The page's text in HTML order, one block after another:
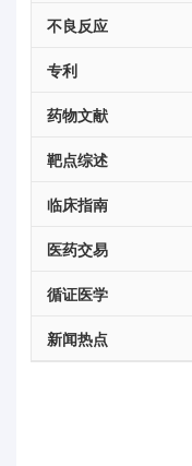
不良反应
专利
药物文献
靶点综述
临床指南
医药交易
循证医学
新闻热点